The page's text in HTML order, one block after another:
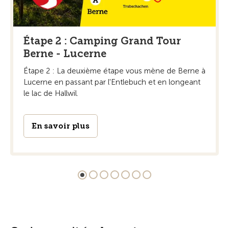
Étape 2 : Camping Grand Tour
Berne - Lucerne
Étape 2 : La deuxième étape vous mène de Berne à
Lucerne en passant par l'Entlebuch et en longeant
le lac de Hallwil.
En savoir plus